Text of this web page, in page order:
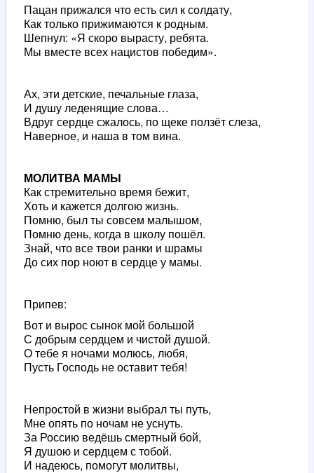
Пацан прижался что есть сил к солдату,
Как только прижимаются к родным.
Шепнул: «Я скоро вырасту, ребята.
Мы вместе всех нацистов победим».
Ах, эти детские, печальные глаза,
И душу леденящие слова…
Вдруг сердце сжалось, по щеке ползёт слеза,
Наверное, и наша в том вина.
МОЛИТВА МАМЫ
Как стремительно время бежит,
Хоть и кажется долгою жизнь.
Помню, был ты совсем малышом,
Помню день, когда в школу пошёл.
Знай, что все твои ранки и шрамы
До сих пор ноют в сердце у мамы.
Припев:
Вот и вырос сынок мой большой
С добрым сердцем и чистой душой.
О тебе я ночами молюсь, любя,
Пусть Господь не оставит тебя!
Непростой в жизни выбрал ты путь,
Мне опять по ночам не уснуть.
За Россию ведёшь смертный бой,
Я душою и сердцем с тобой.
И надеюсь, помогут молитвы,